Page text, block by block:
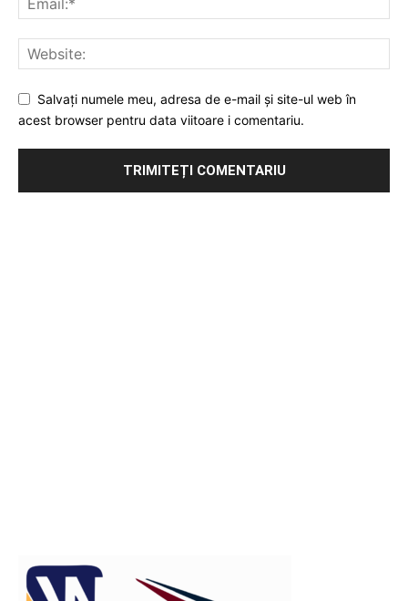
Salvați numele meu, adresa de e-mail și site-ul web în
acest browser pentru data viitoare i comentariu.